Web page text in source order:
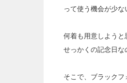
って使う機会が少な
何着も用意しようと
せっかくの記念日な
そこで、ブラック